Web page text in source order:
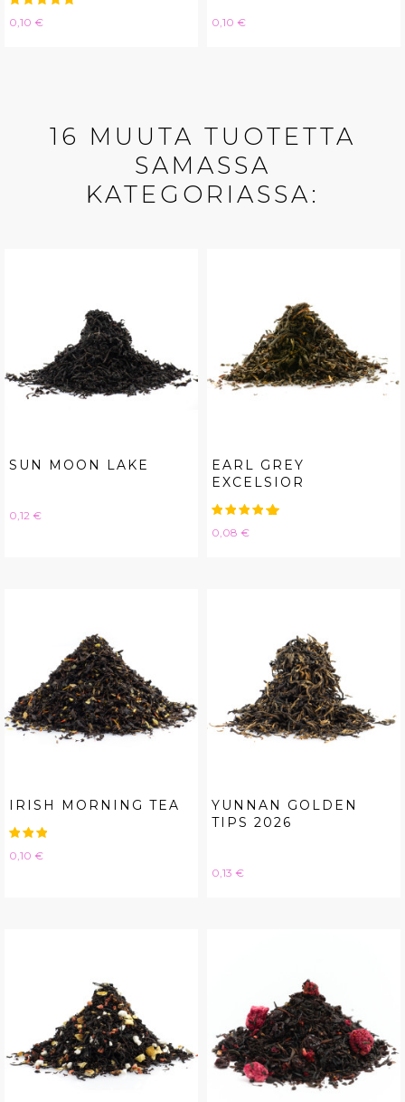
Hinta
0,10 € Hinta
0,10 €
16 MUUTA TUOTETTA
SAMASSA
KATEGORIASSA:
SUN MOON LAKE
Hinta
0,12 €
EARL GREY
EXCELSIOR
Hinta
0,08 €
IRISH MORNING TEA
Hinta
0,10 €
YUNNAN GOLDEN
TIPS 2026
Hinta
0,13 €